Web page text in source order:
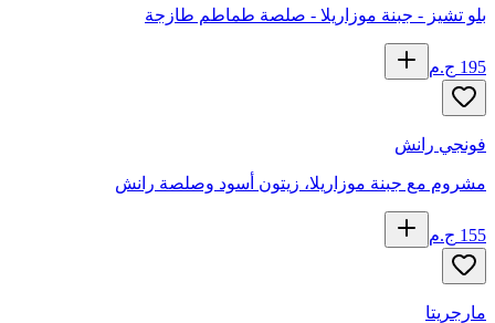
بلو تشيز - جبنة موزاريلا - صلصة طماطم طازجة
195 ج.م
فونجي رانش
مشروم مع جبنة موزاريلا، زيتون أسود وصلصة رانش
155 ج.م
مارجريتا